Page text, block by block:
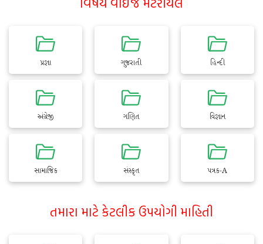
પ્રજ્ઞા ગુજરાતી હિન્દી
અંગ્રેજી ગણિત વિજ્ઞાન
સામાજિક સંસ્કૃત પત્રક-A
તમારા માટે કેટલીક ઉપયોગી માહિતી